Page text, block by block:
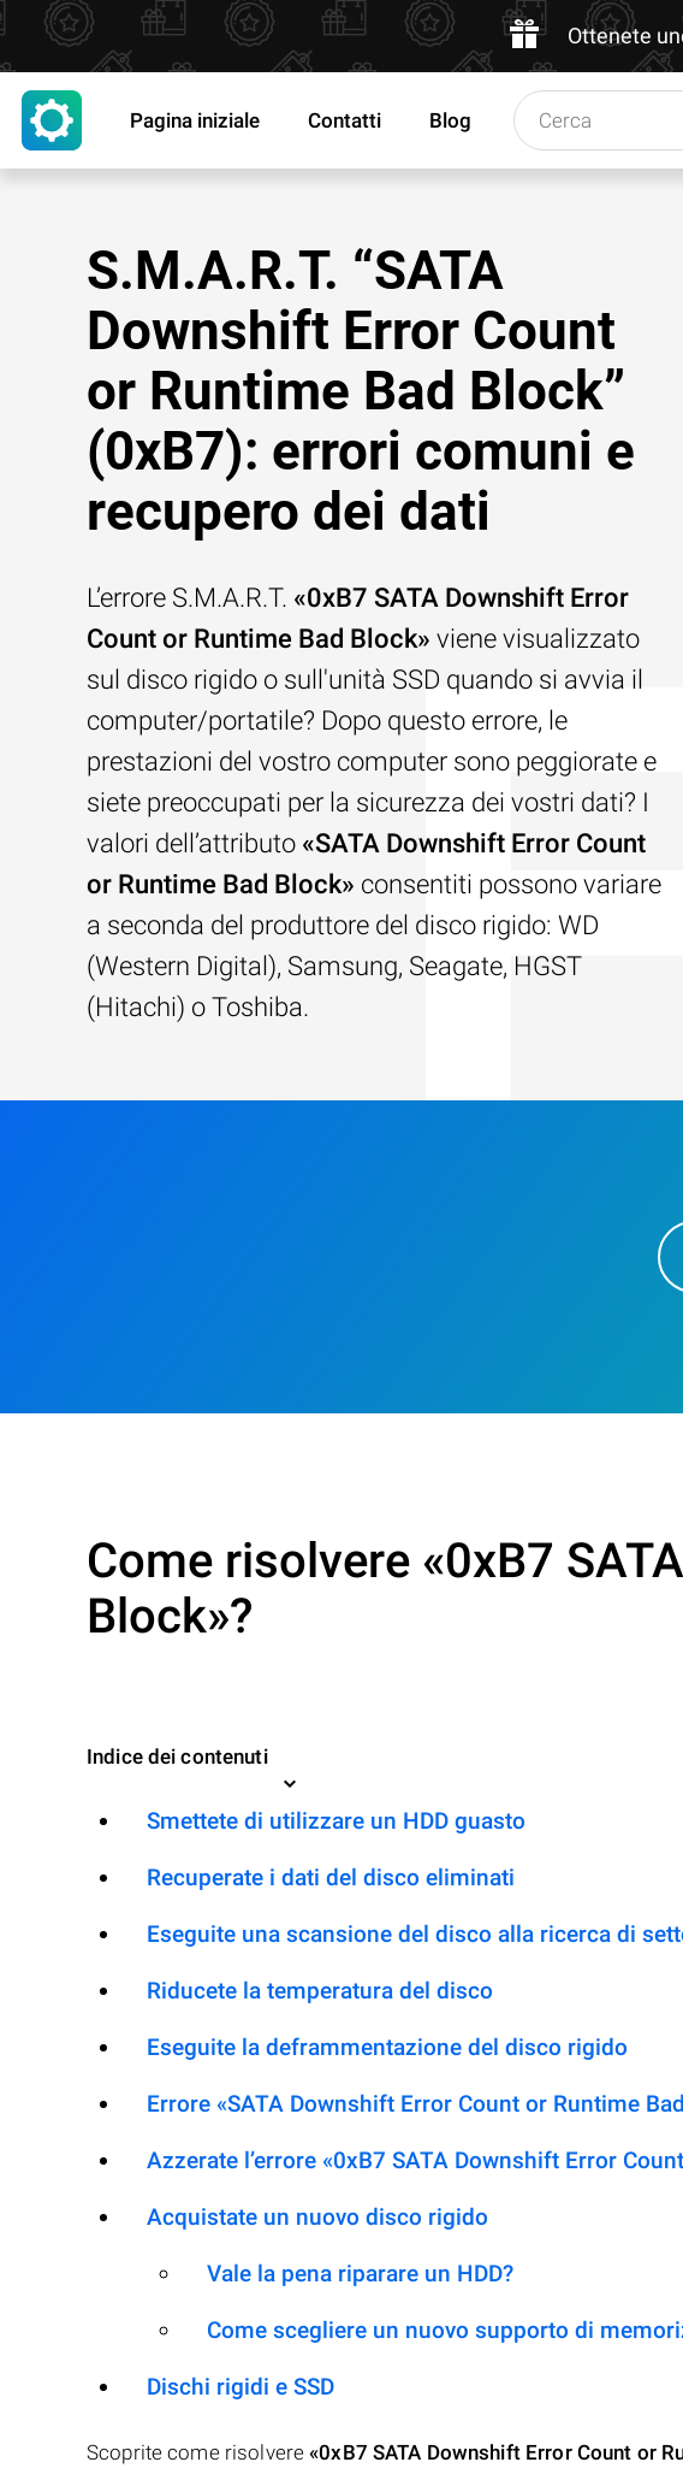
Ottenete
Pagina iniziale Contatti Blog
S.M.A.R.T. “SATA
Downshift Error Count
or Runtime Bad Block”
(0xB7): errori comuni e
recupero dei dati
L’errore S.M.A.R.T. «0xB7 SATA Downshift Error
Count or Runtime Bad Block» viene visualizzato
sul disco rigido o sull'unità SSD quando si avvia il
computer/portatile? Dopo questo errore, le
prestazioni del vostro computer sono peggiorate e
siete preoccupati per la sicurezza dei vostri dati? I
valori dell’attributo «SATA Downshift Error Count
or Runtime Bad Block» consentiti possono variare
a seconda del produttore del disco rigido: WD
(Western Digital), Samsung, Seagate, HGST
(Hitachi) o Toshiba.
Come risolvere «0xB7
Block»?
Indice dei contenuti
Smettete di utilizzare un HDD guasto
Recuperate i dati del disco eliminati
Eseguite una scansione del disco alla ricerca di
Riducete la temperatura del disco
Eseguite la deframmentazione del disco rigido
Errore «SATA Downshift Error Count or Runtime
Azzerate l’errore «0xB7 SATA Downshift Error
Acquistate un nuovo disco rigido
Vale la pena riparare un HDD?
Come scegliere un nuovo supporto di
Dischi rigidi e SSD
Scoprite come risolvere«0xB7 SATA Downshift Error Count or